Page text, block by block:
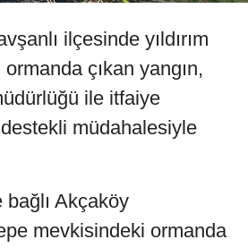
ilçesinde yıldırım
çıkan yangın,
ile itfaiye
müdahalesiyle
bağlı Akçaköy
mevkisindeki ormanda